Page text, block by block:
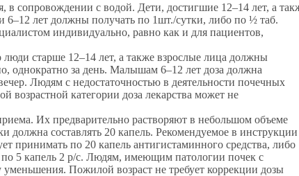
в сопровождении с водой. Дети, достигшие 12–14 лет, а
лет должны получать по 1шт./сутки, либо по ½ таб.
индивидуально, равно как и для пациентов,
старше 12–14 лет, а также взрослые лица должны
однократно за день. Малышам 6–12 лет доза должна
Людям с недостаточностью в деятельности почечных
возрастной категории доза лекарства может не
Их предварительно растворяют в небольшом объеме
должна составлять 20 капель. Рекомендуемое в инструкции
принимать по 20 капель антигистаминного средства, либо
5 капель 2 р/с. Людям, имеющим патологии почек с
уменьшения. Пожилой возраст не требует коррекции дозы